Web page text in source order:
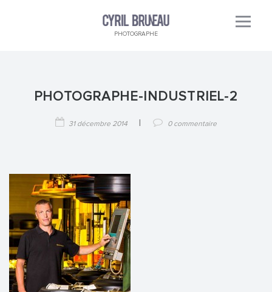
PHOTOGRAPHE
PHOTOGRAPHE-INDUSTRIEL-2
31 décembre 2014 0 commentaire